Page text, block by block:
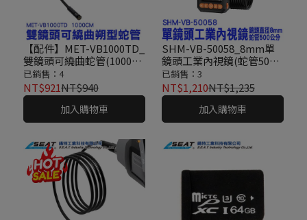
【配件】MET-VB1000TD_
雙鏡頭可繞曲蛇管(1000公
分)
已銷售：4
NT$921NT$940
加入購物車
SHM-VB-50058_8mm單
鏡頭工業內視鏡(蛇管500
公分)
已銷售：3
NT$1,210NT$1,235
加入購物車